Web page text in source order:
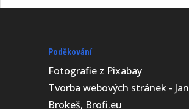
Poděkování
Fotografie z Pixabay
Tvorba webových stránek - Jan
Brokeš, Brofi.eu